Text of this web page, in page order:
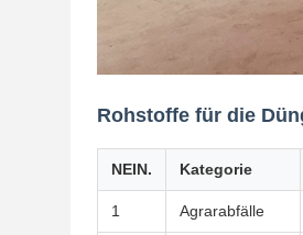
Rohstoffe für die
NEIN. Kategorie
1 Agrarabfälle